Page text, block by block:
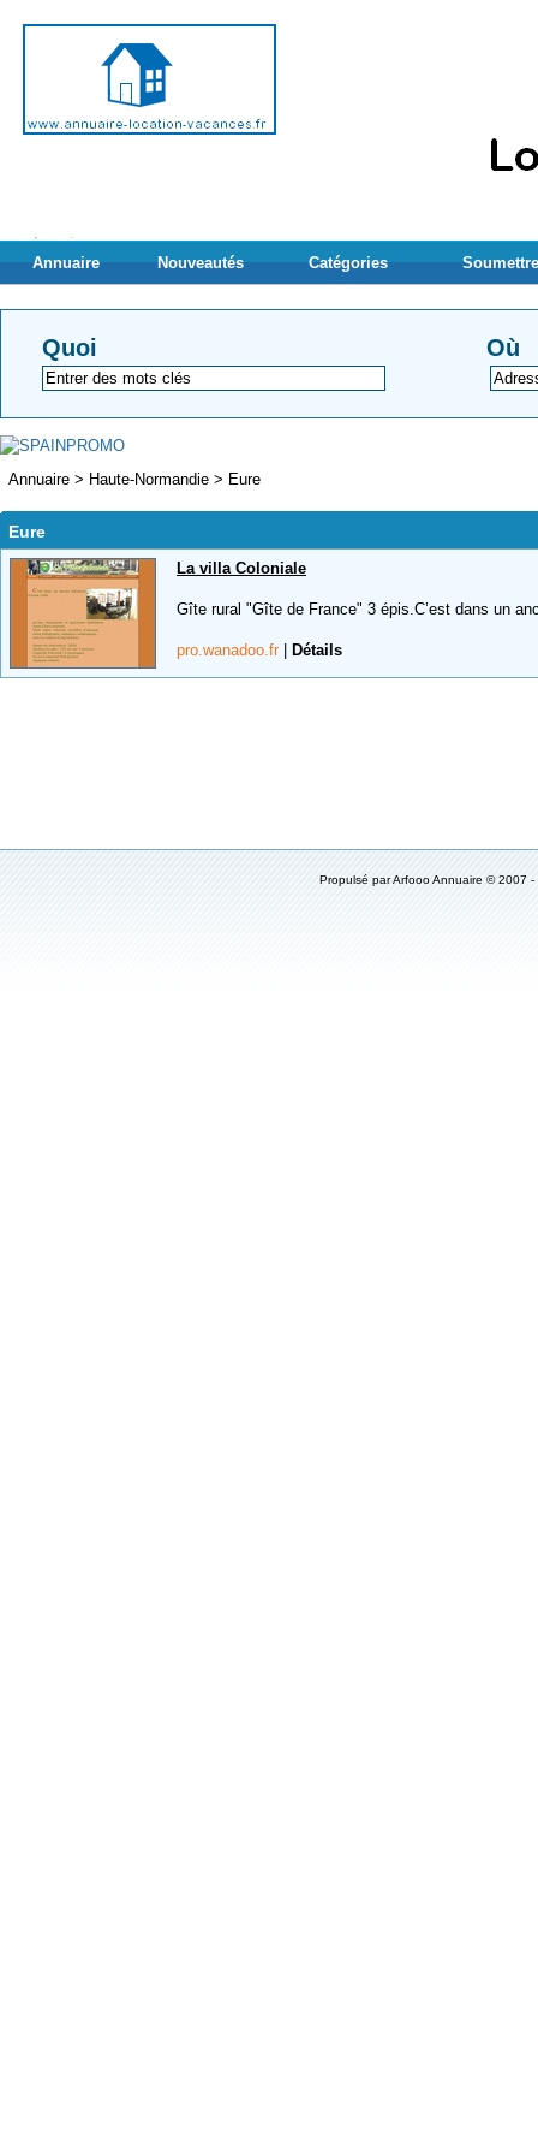
Annuaire Nouveautés Catégories
Quoi Où
Annuaire > Haute-Normandie > Eure
Eure
La villa Coloniale
Gîte rural "Gîte de France" 3 épis.C’est dans un
pro.wanadoo.fr Détails
Propulsé par Arfooo Annuaire ©